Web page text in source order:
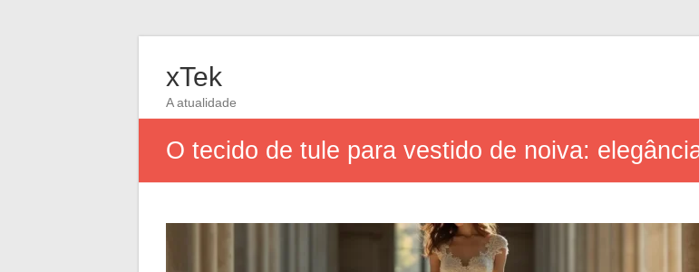
xTek
A atualidade
O tecido de tule para vestido de noiva: